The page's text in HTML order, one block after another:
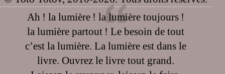
Ah ! la lumière ! la lumière toujours !
la lumière partout ! Le besoin de tout
c’est la lumière. La lumière est dans le
livre. Ouvrez le livre tout grand.